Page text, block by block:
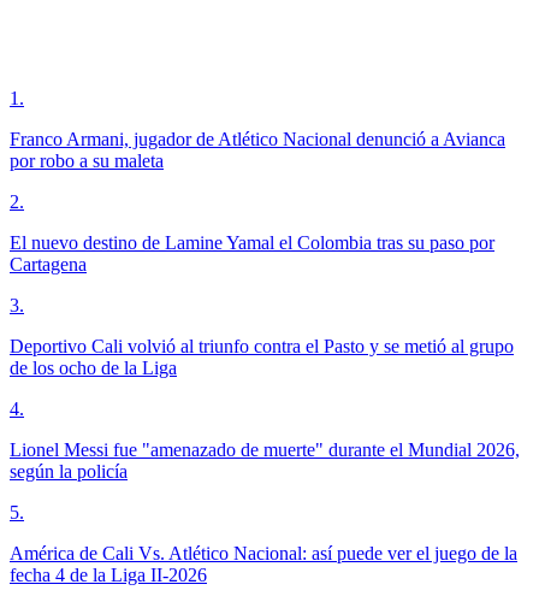
1 .
Franco Armani, jugador de Atlético Nacional denunció a Avianca
por robo a su maleta
2.
El nuevo destino de Lamine Yamal el Colombia tras su paso por
Cartagena
3.
Deportivo Cali volvió al triunfo contra el Pasto y se metió al grupo
de los ocho de la Liga
4.
Lionel Messi fue "amenazado de muerte" durante el Mundial 2026,
según la policía
5.
América de Cali Vs. Atlético Nacional: así puede ver el juego de la
fecha 4 de la Liga II-2026